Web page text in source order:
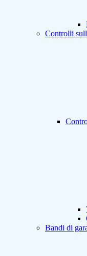
Controlli
Bandi di